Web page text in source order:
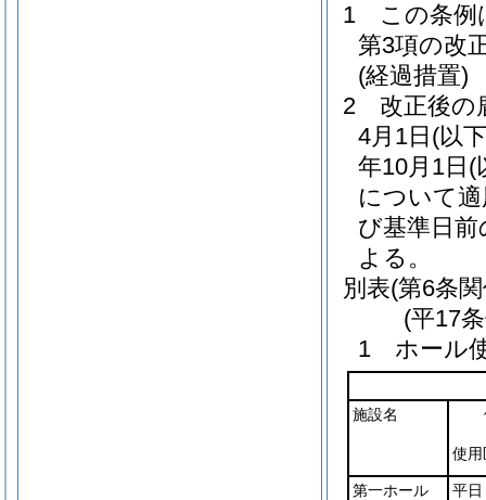
1
この条例
第3項の改
(経過措置)
2
改正後の
4月1日 (以
年10月1日 (
について
び基準日
よる。
別表(第6条
(平17
1 ホール
施設名
使用
第一ホール
平日